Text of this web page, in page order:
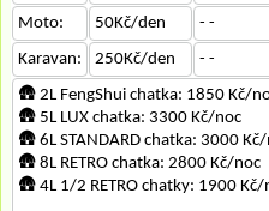
Moto:
50Kč/den - -
Karavan:
250Kč/den - -
🛖 2L FengShui chatka: 1850 Kč/
🛖 5L LUX chatka: 3300 Kč/noc
🛖 6L STANDARD chatka: 3000
🛖 8L RETRO chatka: 2800 Kč/noc
🛖 4L 1/2 RETRO chatky: 1900 Kč/